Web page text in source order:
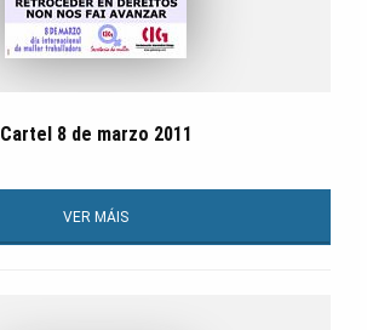
Cartel 8 de marzo 2011
VER MÁIS